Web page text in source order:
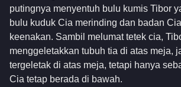
putingnya menyentuh bulu kumis Tibor
bulu kuduk Cia merinding dan badan
keenakan. Sambil melumat tetek cia,
menggeletakkan tubuh tia di atas meja,
tergeletak di atas meja, tetapi hanya
Cia tetap berada di bawah.